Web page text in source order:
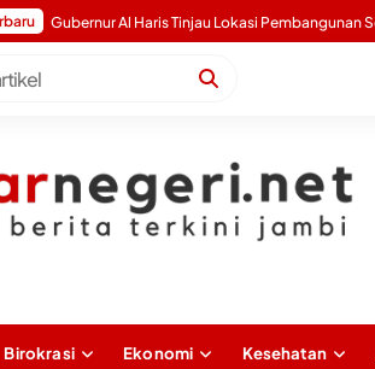
Birokrasi Ekonomi Kesehatan